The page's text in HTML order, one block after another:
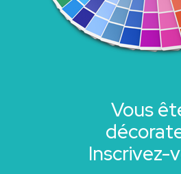
Vous
Inscrivez-